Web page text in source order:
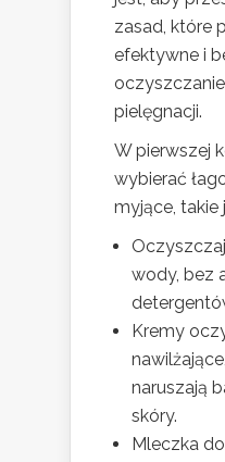
zasad, które
efektywne i
pielęgnacji.
W pierwszej
wybierać
myjące, takie
wody, bez
Kremy
naruszają
skóry.
Mleczka